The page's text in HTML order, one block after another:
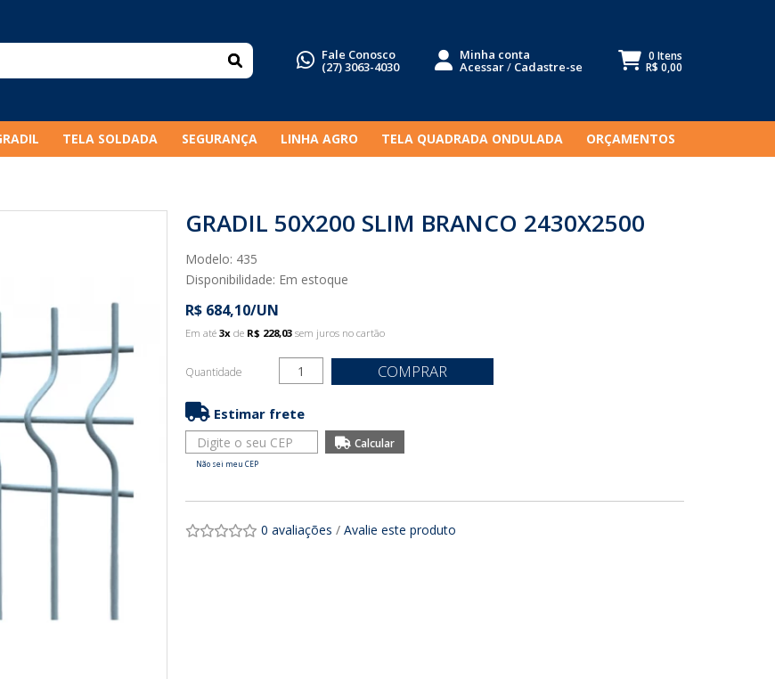
Fale Conosco
(27) 3063-4030
Minha conta
Acessar/ Cadastre-se
0 Itens
R$ 0,00
TELA SOLDADA SEGURANÇA LINHA AGRO TELA QUADRADA ONDULADA ORÇAMENTOS
GRADIL 50X200 SLIM BRANCO 2430X2500
Modelo: 435
Disponibilidade: Em estoque
R$ 684,10/UN
Em até 3x de R$ 228,03 sem juros no cartão
Quantidade COMPRAR
Estimar frete
Não sei meu CEP
0 avaliações / Avalie este produto